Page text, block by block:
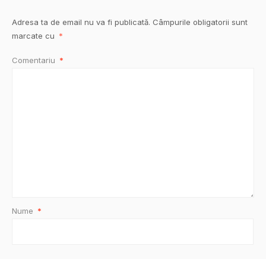
Adresa ta de email nu va fi publicată. Câmpurile obligatorii sunt
marcate cu *
Comentariu *
Nume *